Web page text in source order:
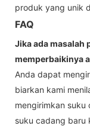
produk yang unik
FAQ
Jika ada masalah
memperbaikinya
Anda dapat
biarkan kami
mengirimkan
suku cadang baru